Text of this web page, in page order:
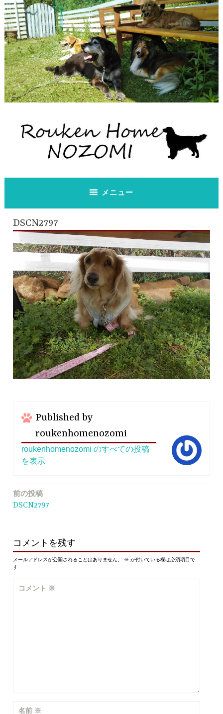
コ
ン
テ
ン
ツ
へ
ス
キ
ッ
プ
老犬ホーム のぞみ
メニュー
DSCN2797
Published by
roukenhomenozomi
roukenhomenozomi のすべての投稿
を表示
投
稿
ビ
ゲ
シ
前の投稿
DSCN2797
コメントを残す
メールアドレスが公開されることはありません。 ※ が付いている欄は必須項目で
す
コメント ※
名前 ※